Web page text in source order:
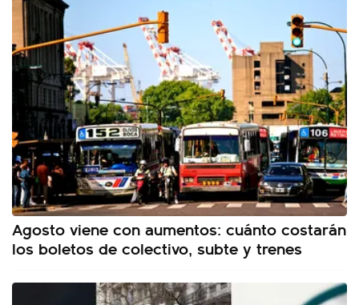
Agosto viene con aumentos: cuánto costarán
los boletos de colectivo, subte y trenes